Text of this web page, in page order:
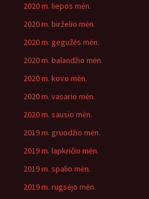
2020 m. liepos mėn.
2020 m. birželio mėn.
2020 m. gegužės mėn.
2020 m. balandžio mėn.
2020 m. kovo mėn.
2020 m. vasario mėn.
2020 m. sausio mėn.
2019 m. gruodžio mėn.
2019 m. lapkričio mėn.
2019 m. spalio mėn.
2019 m. rugsėjo mėn.